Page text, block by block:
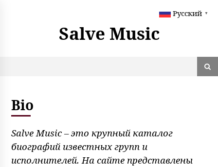
Salve Music
Bio
Salve Music – это крупный каталог
биографий известных групп и
исполнителей. На сайте представлены
Русский ▼